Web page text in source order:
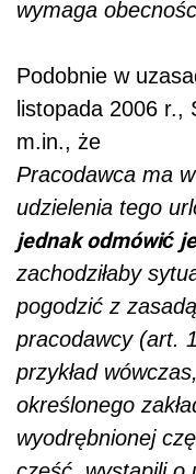
wymaga
Podobnie w
listopada 2006 r.,
m.in., że
Pracodawca ma
udzielenia tego
jednak odmówić
zachodziłaby
pogodzić z
pracodawcy (art.
przykład
określonego
wyodrębnionej